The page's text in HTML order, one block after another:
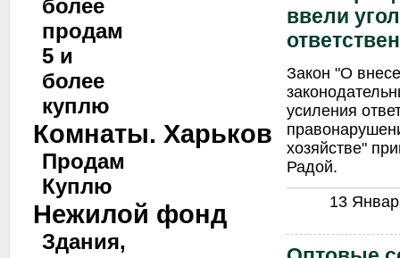
более
продам
5 и
более
куплю
Комнаты. Харьков
Продам
Куплю
Нежилой фонд
Здания,
ввели
Закон "О
усиления
хозяйстве"
Радой.
13